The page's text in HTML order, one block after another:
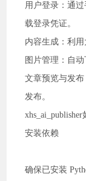
用户登录：通
载登录凭证。
内容生成：利用
图片管理：自
文章预览与发
发布。
xhs_ai_publisher
安装依赖
确保已安装